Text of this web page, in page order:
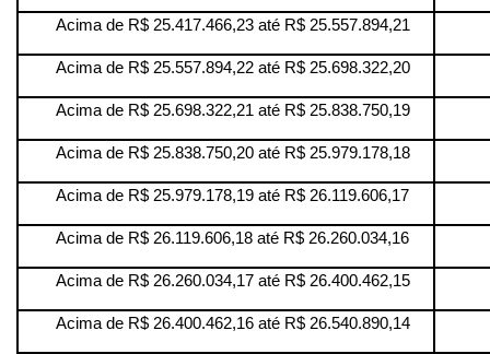
Acima de R$ 25.417.466,23 até R$ 25.557.894,21
Acima de R$ 25.557.894,22 até R$ 25.698.322,20
Acima de R$ 25.698.322,21 até R$ 25.838.750,19
Acima de R$ 25.838.750,20 até R$ 25.979.178,18
Acima de R$ 25.979.178,19 até R$ 26.119.606,17
Acima de R$ 26.119.606,18 até R$ 26.260.034,16
Acima de R$ 26.260.034,17 até R$ 26.400.462,15
Acima de R$ 26.400.462,16 até R$ 26.540.890,14